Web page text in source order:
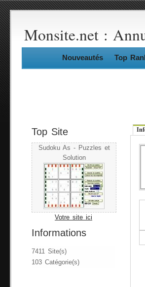
Monsite.net :
Nouveautés Top
Top Site
Sudoku As - Puzzles et
Solution
Votre site ici
Informations
7411 Site(s)
103 Catégorie(s)